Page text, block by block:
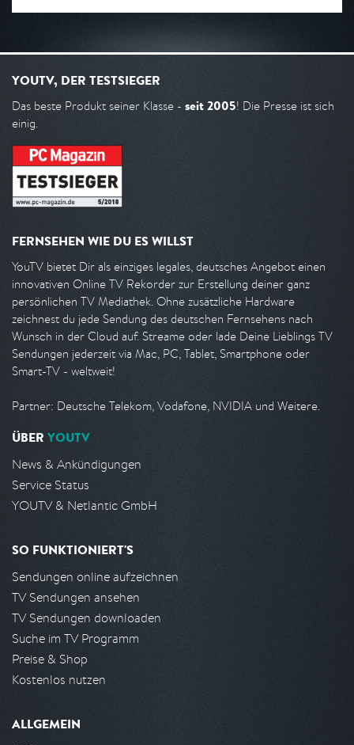
YOUTV, DER TESTSIEGER
Das beste Produkt seiner Klasse - seit 2005! Die Presse ist sich
einig.
FERNSEHEN WIE DU ES WILLST
YouTV bietet Dir als einziges legales, deutsches Angebot einen
innovativen Online TV Rekorder zur Erstellung deiner ganz
persönlichen TV Mediathek. Ohne zusätzliche Hardware
zeichnest du jede Sendung des deutschen Fernsehens nach
Wunsch in der Cloud auf. Streame oder lade Deine Lieblings TV
Sendungen jederzeit via Mac, PC, Tablet, Smartphone oder
Smart-TV - weltweit!
Partner: Deutsche Telekom, Vodafone, NVIDIA und Weitere.
ÜBER YOUTV
News & Ankündigungen
Service Status
YOUTV & Netlantic GmbH
SO FUNKTIONIERT'S
Sendungen online aufzeichnen
TV Sendungen ansehen
TV Sendungen downloaden
Suche im TV Programm
Preise & Shop
Kostenlos nutzen
ALLGEMEIN